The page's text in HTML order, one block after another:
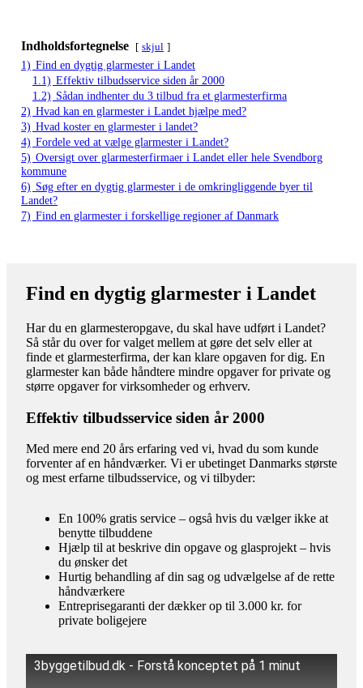
Indholdsfortegnelse skjul
1) Find en dygtig glarmester i Landet
1.1) Effektiv tilbudsservice siden år 2000
1.2) Sådan indhenter du 3 tilbud fra et glarmesterfirma
2) Hvad kan en glarmester i Landet hjælpe med?
3) Hvad koster en glarmester i landet?
4) Fordele ved at vælge glarmester i Landet?
5) Oversigt over glarmesterfirmaer i Landet eller hele Svendborg
kommune
6) Søg efter en dygtig glarmester i de omkringliggende byer til
Landet?
7) Find en glarmester i forskellige regioner af Danmark
Find en dygtig glarmester i Landet
Har du en glarmesteropgave, du skal have udført i Landet?
Så står du over for valget mellem at gøre det selv eller at
finde et glarmesterfirma, der kan klare opgaven for dig. En
glarmester kan både håndtere mindre opgaver for private og
større opgaver for virksomheder og erhverv.
Effektiv tilbudsservice siden år 2000
Med mere end 20 års erfaring ved vi, hvad du som kunde
forventer af en håndværker. Vi er ubetinget Danmarks største
og mest erfarne tilbudsservice, og vi tilbyder:
En 100% gratis service – også hvis du vælger ikke at
benytte tilbuddene
Hjælp til at beskrive din opgave og glasprojekt – hvis
du ønsker det
Hurtig behandling af din sag og udvælgelse af de rette
håndværkere
Entreprisegaranti der dækker op til 3.000 kr. for
private boligejere
3byggetilbud.dk - Forstå konceptet på 1 minut